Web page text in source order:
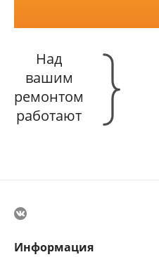
Над
вашим
ремонтом
работают
Информация